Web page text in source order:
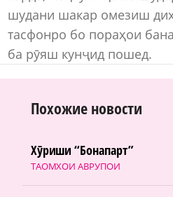
шудани шакар омезиш
тасфонро бо пораҳои
ба рӯяш кунҷид пошед.
Похожие новости
ТАОМХОИ АВРУПОИ
Хӯриши “Бонапарт”